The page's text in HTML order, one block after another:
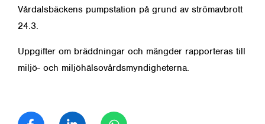
Vårdalsbäckens pumpstation på grund av strömavbrott
24.3.
Uppgifter om bräddningar och mängder rapporteras till
miljö- och miljöhälsovårdsmyndigheterna.
Dela på FacebookDela på LinkedIn